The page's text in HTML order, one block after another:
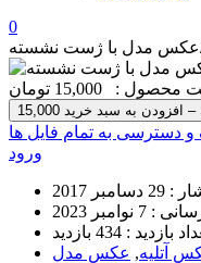
0
عکس مدل با ژست نشسته
محصول : 15,000 تومان
– افزودن به سبد خرید
و دسترسی به تمام فایل ها
ورود
: 29 دسامبر 2017
: 7 نوامبر 2023
بازدید : 434 بازدید
آتلیه, عکس مدل